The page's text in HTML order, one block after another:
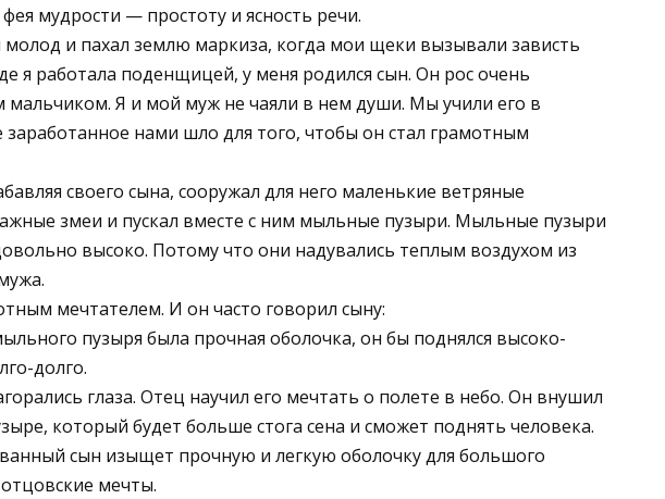
мудрости — простоту и ясность речи.
и пахал землю маркиза, когда мои щеки вызывали зависть
я работала поденщицей, у меня родился сын. Он рос очень
Я и мой муж не чаяли в нем души. Мы учили его в
нами шло для того, чтобы он стал грамотным
своего сына, сооружал для него маленькие ветряные
змеи и пускал вместе с ним мыльные пузыри. Мыльные пузыри
высоко. Потому что они надувались теплым воздухом из
мечтателем. И он часто говорил сыну:
пузыря была прочная оболочка, он бы поднялся высоко-
долго.
глаза. Отец научил его мечтать о полете в небо. Он внушил
который будет больше стога сена и сможет поднять человека.
сын изыщет прочную и легкую оболочку для большого
мечты.